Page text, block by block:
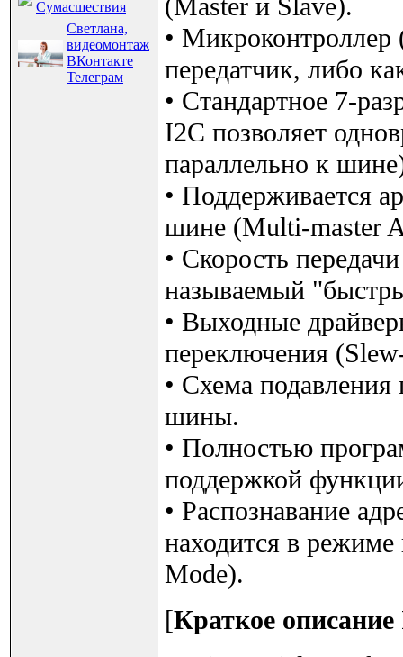
Сумасшествия
Светлана,
видеомонтаж
ВКонтакте
Телеграм
(Master и Slave).
• Микроконтроллер
передатчик, либо
• Стандартное 7-
I2C позволяет
параллельно к
• Поддерживается
шине (Multi-master
• Скорость
называемый
• Выходные
переключения
• Схема
шины.
• Полностью
поддержкой
• Распознавание
находится в режиме
Mode).
[Краткое